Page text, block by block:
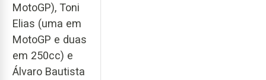
MotoGP), Toni
Elias (uma em
MotoGP e duas
em 250cc) e
Álvaro Bautista